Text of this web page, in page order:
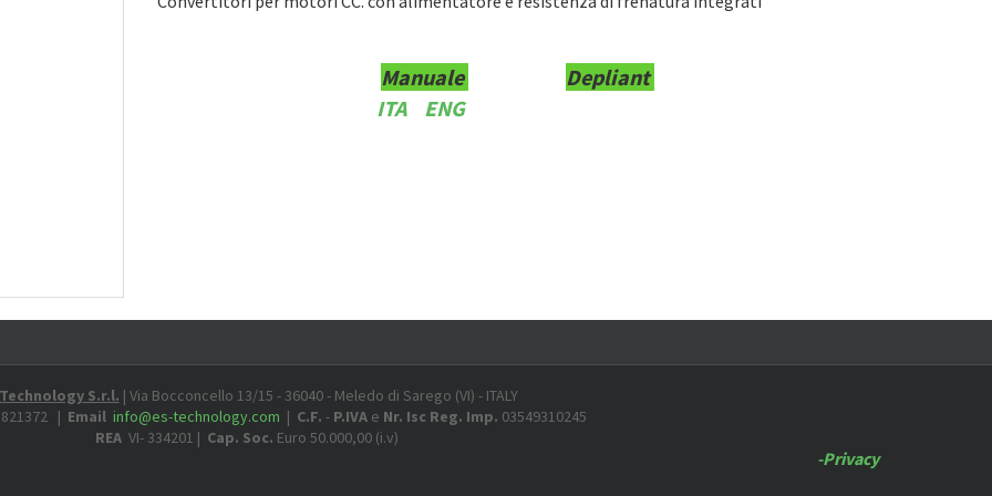
Manuale
Depliant
ITA
ENG
S.r.l. | Via Bocconcello 13/15 - 36040 - Meledo di Sarego (VI) - ITALY
| Email info@es-technology.com | C.F. - P.IVA e Nr. Isc Reg. Imp. 03549310245
REAVI- 334201 | Cap. Soc. Euro 50.000,00 (i.v)
-Privacy